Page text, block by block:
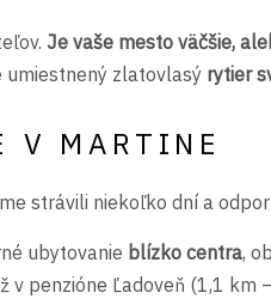
Je vaše mesto väčšie,
umiestnený zlatovlasý rytier
V MARTINE
strávili niekoľko dní a
ubytovanie blízko centra,
v penzióne Ľadoveň (1,1